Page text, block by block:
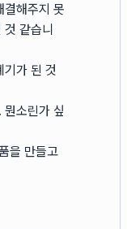
결해주지 못
같습니
기가 된 것
소린가 싶
을 만들고